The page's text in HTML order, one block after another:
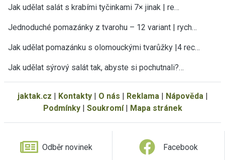
Jak udělat salát s krabími tyčinkami 7× jinak | re…
Jednoduché pomazánky z tvarohu – 12 variant | rych…
Jak udělat pomazánku s olomouckými tvarůžky |4 rec…
Jak udělat sýrový salát tak, abyste si pochutnali?…
jaktak.cz | Kontakty| O nás | Reklama | Nápověda |
Podmínky| Soukromí| Mapa stránek
Odběr novinek Facebook